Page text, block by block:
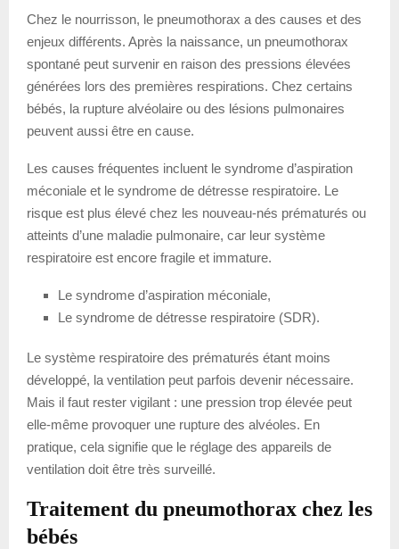
Chez le nourrisson, le pneumothorax a des causes et des
enjeux différents. Après la naissance, un pneumothorax
spontané peut survenir en raison des pressions élevées
générées lors des premières respirations. Chez certains
bébés, la rupture alvéolaire ou des lésions pulmonaires
peuvent aussi être en cause.
Les causes fréquentes incluent le syndrome d’aspiration
méconiale et le syndrome de détresse respiratoire. Le
risque est plus élevé chez les nouveau-nés prématurés ou
atteints d’une maladie pulmonaire, car leur système
respiratoire est encore fragile et immature.
Le syndrome d’aspiration méconiale,
Le syndrome de détresse respiratoire (SDR).
Le système respiratoire des prématurés étant moins
développé, la ventilation peut parfois devenir nécessaire.
Mais il faut rester vigilant : une pression trop élevée peut
elle-même provoquer une rupture des alvéoles. En
pratique, cela signifie que le réglage des appareils de
ventilation doit être très surveillé.
Traitement du pneumothorax chez les
bébés